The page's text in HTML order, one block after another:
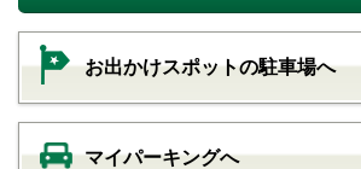
お出かけスポットの駐車場へ
マイパーキングへ